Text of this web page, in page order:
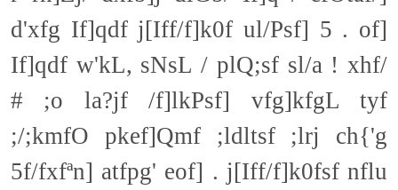
d'xfg If]qdf j[Iff/f]k0f ul/Psf] 5 . of]
If]qdf w'kL, sNsL / plQ;sf sl/a ! xhf/
# ;o la?jf /f]lkPsf] vfg]kfgL tyf
;/;kmfO pkef]Qmf ;ldltsf ;lrj ch{'g
5f/fxfªn] atfpg' eof] . j[Iff/f]k0fsf nflu